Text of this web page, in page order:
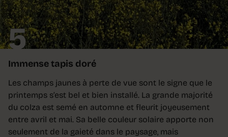
5
Immense tapis doré
Les champs jaunes à perte de vue sont le signe que le
printemps s’est bel et bien installé. La grande majorité
du colza est semé en automne et fleurit joyeusement
entre avril et mai. Sa belle couleur solaire apporte non
seulement de la gaieté dans le paysage, mais